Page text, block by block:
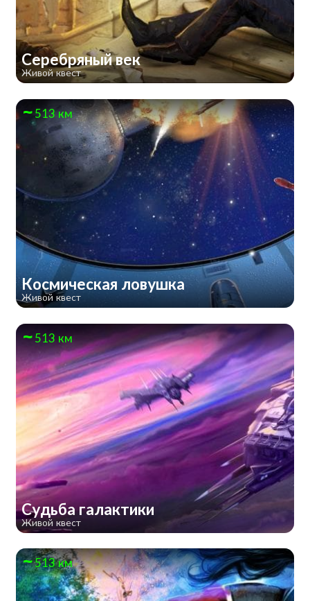
Серебряный век
Живой квест
513 км
Космическая ловушка
Живой квест
513 км
Судьба галактики
Живой квест
513 км